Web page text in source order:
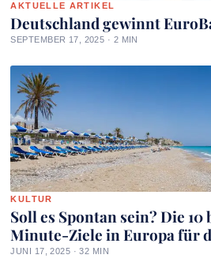
AKTUELLE ARTIKEL
Deutschland gewinnt
SEPTEMBER 17, 2025 · 2 MIN
KULTUR
Soll es Spontan sein? Die 10
Minute-Ziele in Europa für
JUNI 17, 2025 · 32 MIN